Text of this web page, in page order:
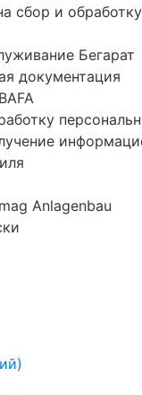
сбор и
Бегарат
документация
Anlagenbau
)